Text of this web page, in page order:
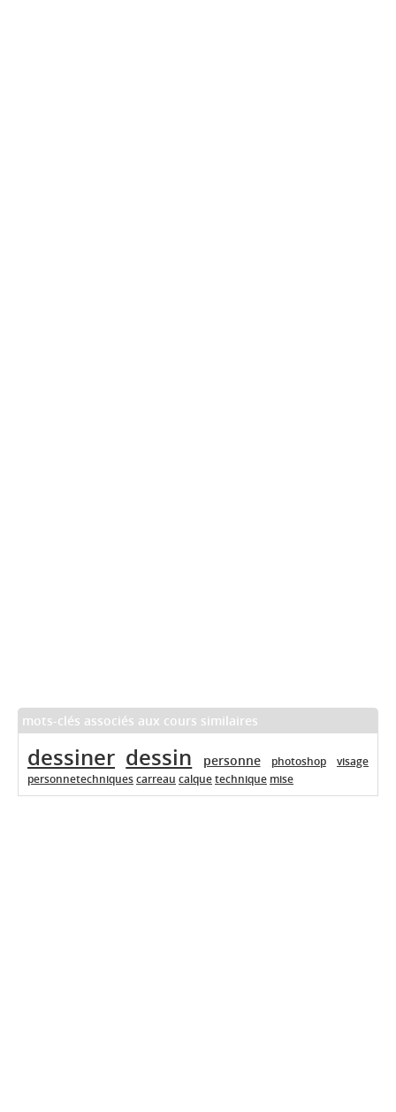
mots-clés associés aux cours similaires
dessiner dessin personne photoshop
visage
personnetechniquescarreau calquetechnique mise